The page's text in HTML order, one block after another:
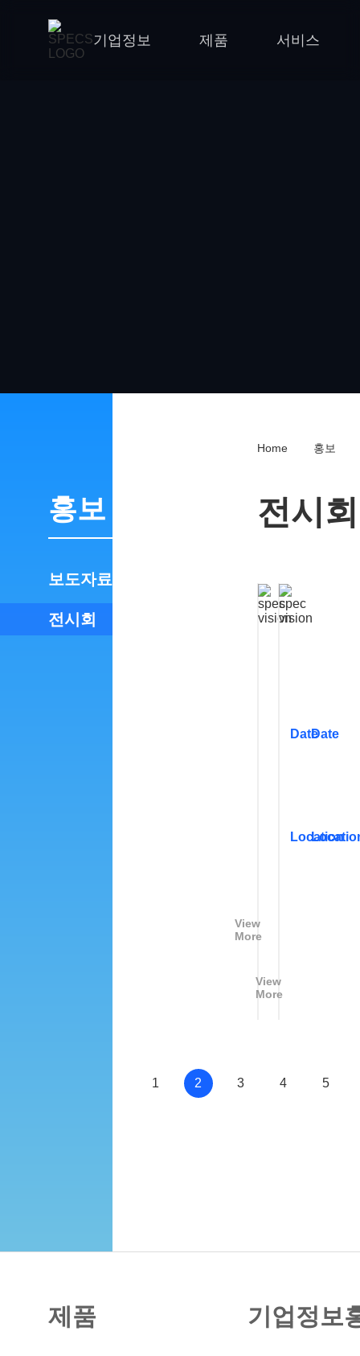
기업정보 제품 서비스
홍보
보도자료
전시회
Home 홍보
전시회
2
M
Date
Location
View
More
2
L
Date
View
More
1 2 3 4 5
제품 기업정보